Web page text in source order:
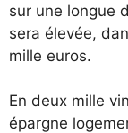
sur une longue
sera élevée,
mille euros.
En deux mille
épargne